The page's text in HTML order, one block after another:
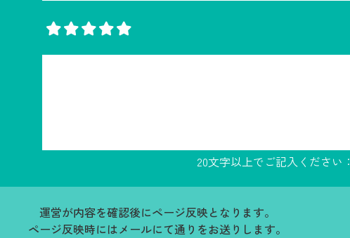
20文字以上でご記入ください：
運営が内容を確認後にページ反映となります。
ページ反映時にはメールにて通りをお送りします。